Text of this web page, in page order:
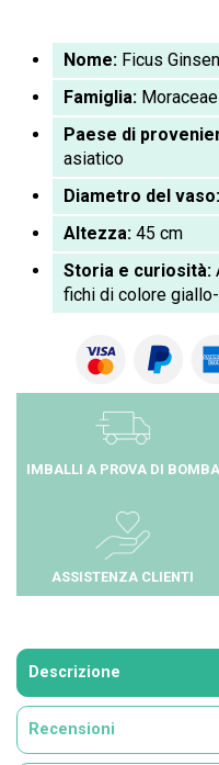
Nome: Ficus
Famiglia: Moraceae
Paese di
asiatico
Diametro del vaso:
Altezza: 45 cm
Storia e curiosità:
fichi di colore
IMBALLI A PROVA DI BOMBA
ASSISTENZA CLIENTI
Descrizione
Recensioni